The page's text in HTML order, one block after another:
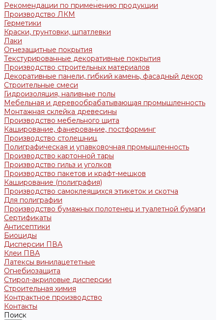
Рекомендации по применению продукции
Производство ЛКМ
Герметики
Краски, грунтовки, шпатлевки
Лаки
Огнезащитные покрытия
Текстурированные декоративные покрытия
Производство строительных материалов
Декоративные панели, гибкий камень, фасадный декор
Строительные смеси
Гидроизоляция, наливные полы
Мебельная и деревообрабатывающая промышленность
Монтажная склейка древесины
Производство мебельного щита
Каширование, фанерование, постформинг
Производство столешниц
Полиграфическая и упавковочная промышленность
Производство картонной тары
Производство гильз и уголков
Производство пакетов и крафт-мешков
Каширование (полиграфия)
Производство самоклеящихся этикеток и скотча
Для полиграфии
Производство бумажных полотенец и туалетной бумаги
Сертификаты
Антисептики
Биоциды
Дисперсии ПВА
Клеи ПВА
Латексы винилацететные
Огнебиозащита
Стирол-акриловые дисперсии
Строительная химия
Контрактное производство
Контакты
Поиск